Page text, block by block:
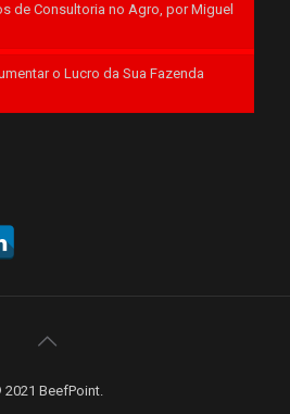
de Consultoria no Agro, por Miguel
o Lucro da Sua Fazenda
2021 BeefPoint.